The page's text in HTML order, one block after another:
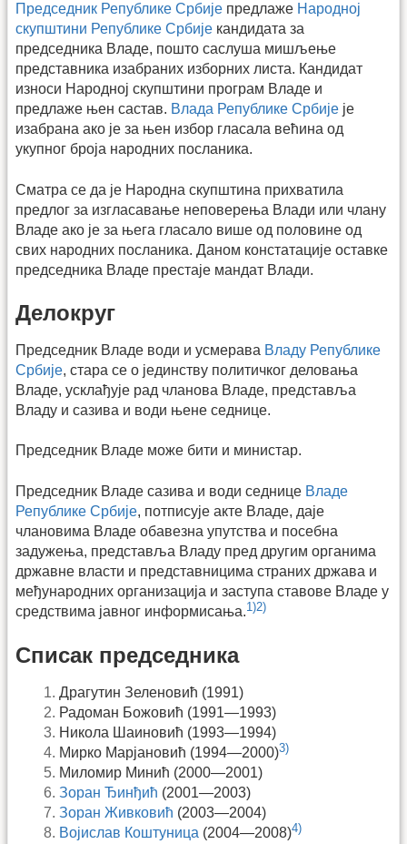
Председник Републике Србије предлаже Народној
скупштини Републике Србије кандидата за
председника Владе, пошто саслуша мишљење
представника изабраних изборних листа. Кандидат
износи Народној скупштини програм Владе и
предлаже њен састав. Влада Републике Србије је
изабрана ако је за њен избор гласала већина од
укупног броја народних посланика.
Сматра се да је Народна скупштина прихватила
предлог за изгласавање неповерења Влади или члану
Владе ако је за њега гласало више од половине од
свих народних посланика. Даном констатације оставке
председника Владе престаје мандат Влади.
Делокруг
Председник Владе води и усмерава Владу Републике
Србије, стара се о јединству политичког деловања
Владе, усклађује рад чланова Владе, представља
Владу и сазива и води њене седнице.
Председник Владе може бити и министар.
Председник Владе сазива и води седнице Владе
Републике Србије, потписује акте Владе, даје
члановима Владе обавезна упутства и посебна
задужења, представља Владу пред другим органима
државне власти и представницима страних држава и
међународних организација и заступа ставове Владе у
средствима јавног информисања.1)2)
Списак председника
Драгутин Зеленовић (1991)
Радоман Божовић (1991—1993)
Никола Шаиновић (1993—1994)
Мирко Марјановић (1994—2000)3)
Миломир Минић (2000—2001)
Зоран Ђинђић (2001—2003)
Зоран Живковић (2003—2004)
Војислав Коштуница (2004—2008)4)